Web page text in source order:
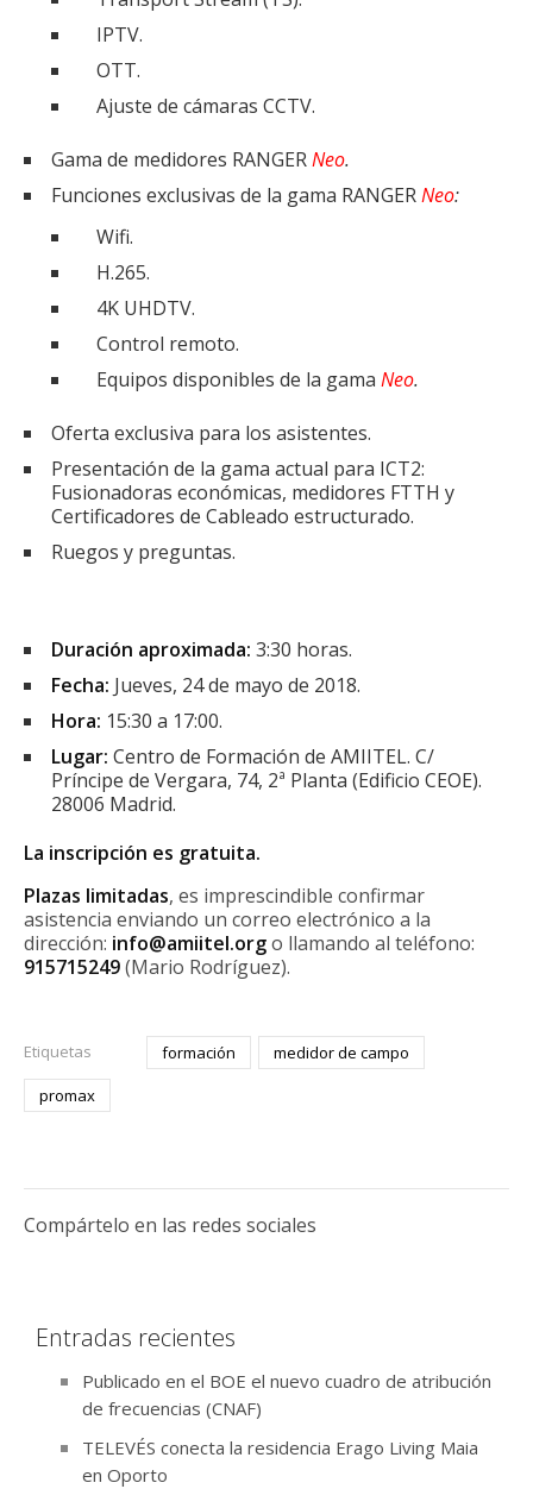
IPTV.
OTT.
Ajuste de cámaras CCTV.
Gama de medidores RANGERNeo.
Funciones exclusivas de la gama RANGERNeo:
Wifi.
H.265.
4K UHDTV.
Control remoto.
Equipos disponibles de la gama Neo.
Oferta exclusiva para los asistentes.
Presentación de la gama actual para ICT2:
Fusionadoras económicas, medidores FTTH y
Certificadores de Cableado estructurado.
Ruegos y preguntas.
Duración aproximada: 3:30 horas.
Fecha: Jueves, 24 de mayo de 2018.
Hora: 15:30 a 17:00.
Lugar: Centro de Formación de AMIITEL. C/
Príncipe de Vergara, 74, 2ª Planta (Edificio CEOE).
28006 Madrid.
La inscripción es gratuita.
Plazas limitadas, es imprescindible confirmar
asistencia enviando un correo electrónico a la
dirección: info@amiitel.orgo llamando al teléfono:
915715249(Mario Rodríguez).
Etiquetas formación
medidor de campo
promax
Compártelo en las redes sociales
Entradas recientes
Publicado en el BOE el nuevo cuadro de atribución
de frecuencias (CNAF)
TELEVÉS conecta la residencia Erago Living Maia
en Oporto